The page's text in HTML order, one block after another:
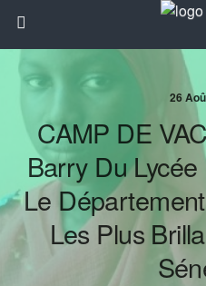
26
CAMP DE
Barry Du
Le
Les Plus